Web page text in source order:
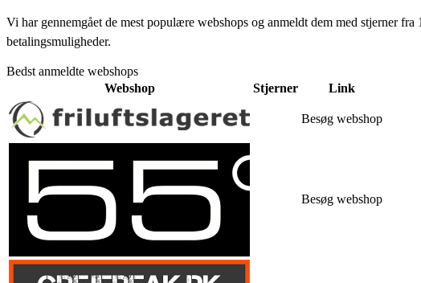
Vi har gennemgået de mest populære webshops og anmeldt dem med stjerner
betalingsmuligheder.
Bedst anmeldte webshops
Webshop
Stjerner Link
Besøg webshop
Besøg webshop